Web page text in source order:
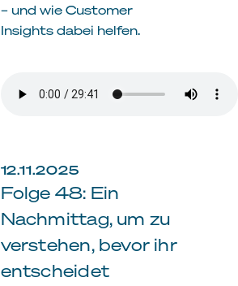
– und wie Customer
Insights dabei helfen.
12.11.2025
Folge 48: Ein
Nachmittag, um zu
verstehen, bevor ihr
entscheidet